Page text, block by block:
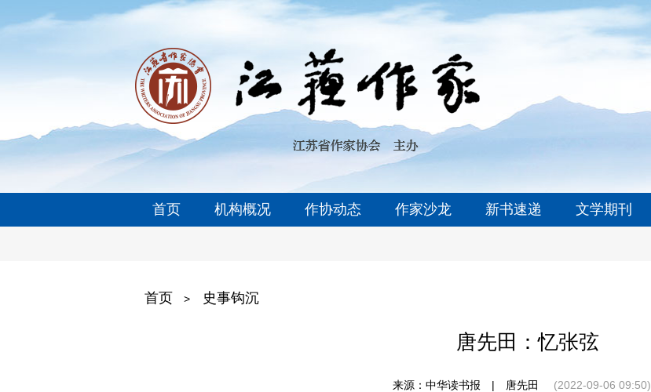
首页 机构概况 作协动态 作家沙龙 新书速递 文学期刊
首页 > 史事钩沉
唐先田：忆张弦
来源：中华读书报 | 唐先田 (2022-09-06 09:50)